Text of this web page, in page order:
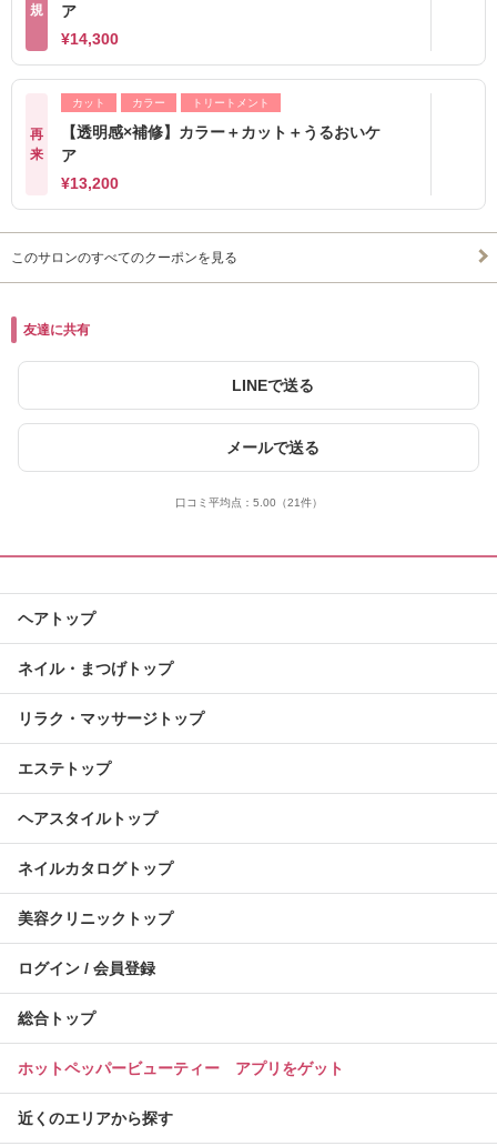
規
ア
¥14,300
再
来
カット カラー トリートメント
【透明感×補修】カラー＋カット＋うるおいケ
ア
¥13,200
このサロンのすべてのクーポンを見る
友達に共有
LINEで送る
メールで送る
口コミ平均点： 5.00 （21件）
ヘアトップ
ネイル・まつげトップ
リラク・マッサージトップ
エステトップ
ヘアスタイルトップ
ネイルカタログトップ
美容クリニックトップ
ログイン / 会員登録
総合トップ
ホットペッパービューティー アプリをゲット
近くのエリアから探す